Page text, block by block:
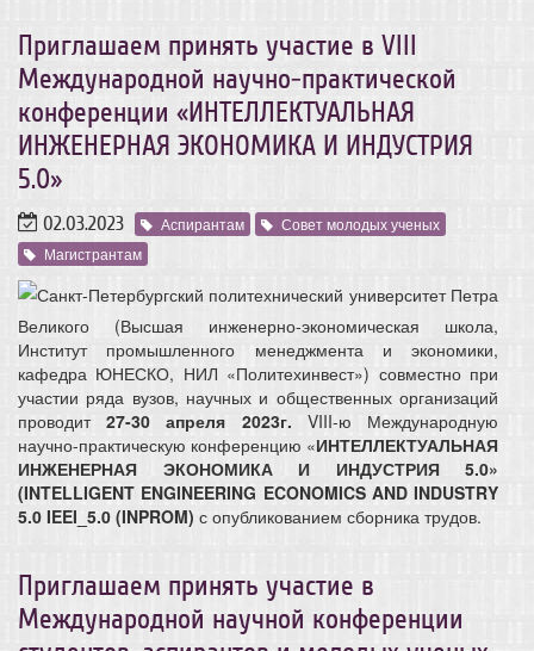
Приглашаем принять участие в VIII
Международной научно-практической
конференции «ИНТЕЛЛЕКТУАЛЬНАЯ
ИНЖЕНЕРНАЯ ЭКОНОМИКА И ИНДУСТРИЯ
5.0»
02.03.2023 Аспирантам
Совет молодых ученых
Магистрантам
Санкт-Петербургский политехнический университет Петра
Великого (Высшая инженерно-экономическая школа,
Институт промышленного менеджмента и экономики,
кафедра ЮНЕСКО, НИЛ «Политехинвест») совместно при
участии ряда вузов, научных и общественных организаций
проводит27-30 апреля 2023г. VIII-ю Международную
научно-практическую конференцию «ИНТЕЛЛЕКТУАЛЬНАЯ
ИНЖЕНЕРНАЯ ЭКОНОМИКА И ИНДУСТРИЯ 5.0»
(INTELLIGENT ENGINEERING ECONOMICS AND INDUSTRY
5.0 IEEI _5.0 (INPROM) с опубликованием сборника трудов.
Приглашаем принять участие в
Международной научной конференции